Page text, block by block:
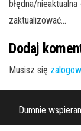
błędna/nieaktualna
zaktualizować...
Dodaj
Musisz się
Dumnie